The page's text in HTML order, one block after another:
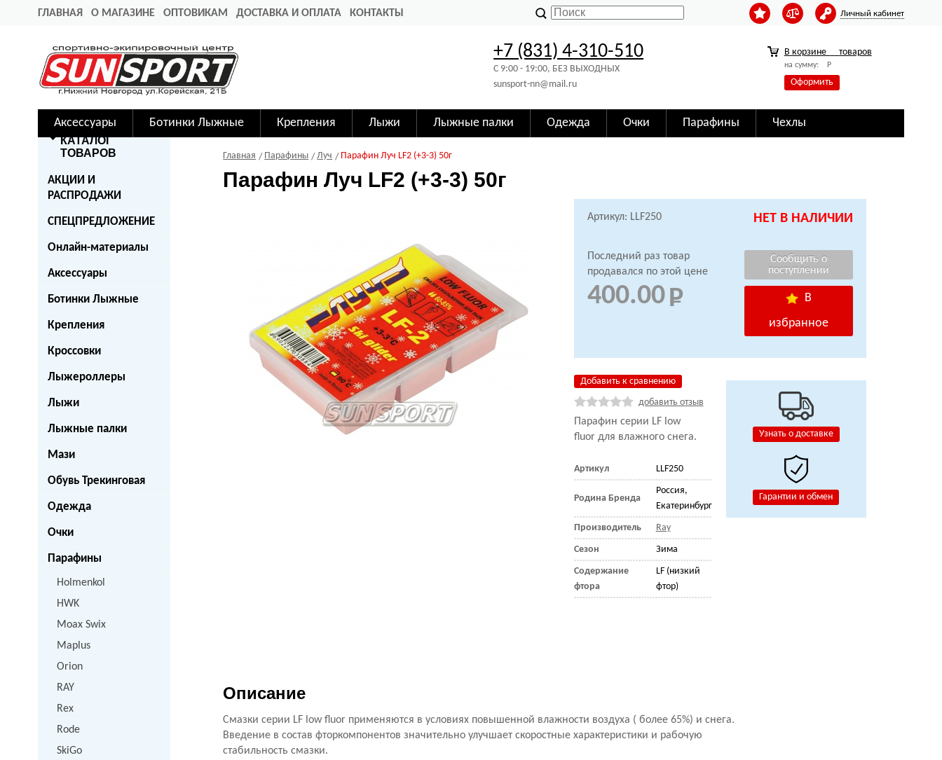
ГЛАВНАЯ О МАГАЗИНЕ ОПТОВИКАМ ДОСТАВКА И ОПЛАТА КОНТАКТЫ Личный кабинет
+7 (831) 4-310-510
C 9:00 - 19:00, БЕЗ ВЫХОДНЫХ
sunsport-nn@mail.ru
В корзине товаров
на сумму: Р
Оформить
Аксессуары Ботинки Лыжные Крепления Лыжи Лыжные палки Одежда Очки Парафины Чехлы
КАТАЛОГ
ТОВАРОВ
АКЦИИ И
РАСПРОДАЖИ
СПЕЦПРЕДЛОЖЕНИЕ
Онлайн-материалы
Аксессуары
Ботинки Лыжные
Крепления
Кроссовки
Лыжероллеры
Лыжи
Лыжные палки
Мази
Обувь Трекинговая
Одежда
Очки
Парафины
Holmenkol
HWK
Moax Swix
Maplus
Orion
RAY
Rex
Rode
SkiGo
Главная Парафины Луч Парафин Луч LF2 (+3-3) 50г
Парафин Луч LF2 (+3-3) 50г
Артикул: LLF250 НЕТ В НАЛИЧИИ
Последний раз товар
продавался по этой цене
400.00
В
избранное
Добавить к сравнению
добавить отзыв
Парафин серии LF low
fluorдля влажного снега.
Артикул LLF250
Родина Бренда
Россия,
Екатеринбург
Производитель Ray
Сезон Зима
Содержание
фтора
LF (низкий
фтор)
Узнать о доставке
Гарантии и обмен
Описание
Смазки серии LF low fluor применяются в условиях повышенной влажности воздуха ( более 65%) и снега.
Введение в состав фторкомпонентов значительно улучшает скоростные характеристики и рабочую
стабильность смазки.